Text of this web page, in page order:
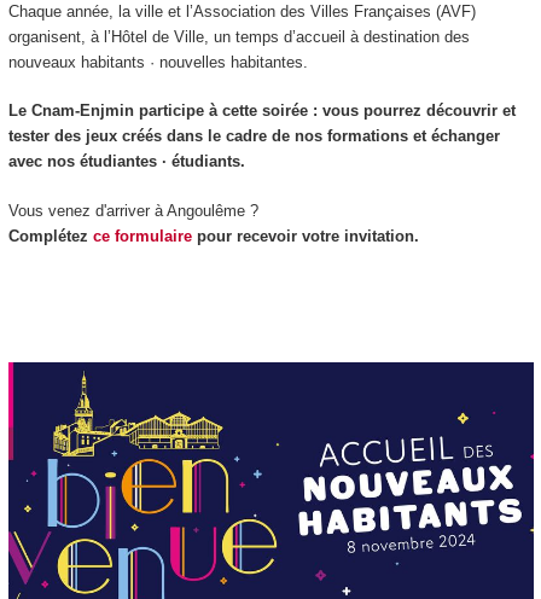
Chaque année, la ville et l’Association des Villes Françaises (AVF)
organisent, à l’Hôtel de Ville, un temps d’accueil à destination des
nouveaux habitants · nouvelles habitantes.
Le Cnam-Enjmin participe à cette soirée : vous pourrez découvrir et
tester des jeux créés dans le cadre de nos formations et échanger
avec nos étudiantes · étudiants.
Vous venez d'arriver à Angoulême ?
Complétez ce formulairepour recevoir votre invitation.